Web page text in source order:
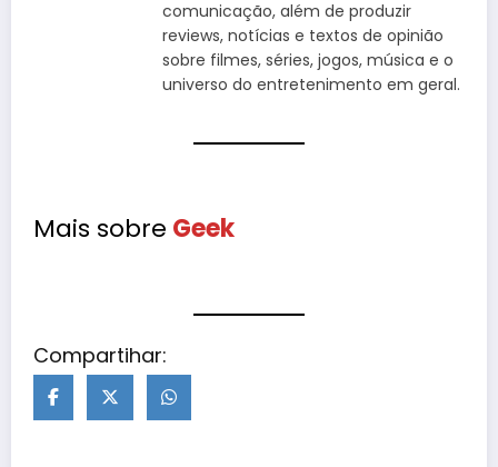
comunicação, além de produzir
reviews, notícias e textos de opinião
sobre filmes, séries, jogos, música e o
universo do entretenimento em geral.
Mais sobre Geek
Compartihar: